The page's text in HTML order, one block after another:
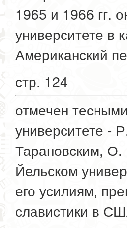
1965 и 1966 гг.
университете в
Американский
стр. 124
отмечен
университете -
Тарановским,
Йельском
его усилиям,
славистики в